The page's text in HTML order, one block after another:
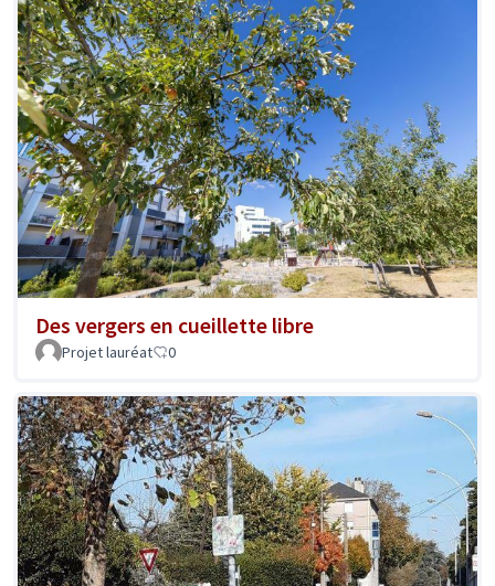
Des vergers en cueillette libre
Projet lauréat 0